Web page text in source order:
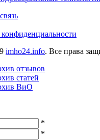
imho24.info. Все права
отзывов
статей
ВиО
*
*